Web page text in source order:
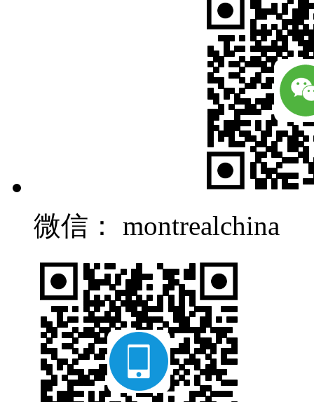
微信： montrealchina